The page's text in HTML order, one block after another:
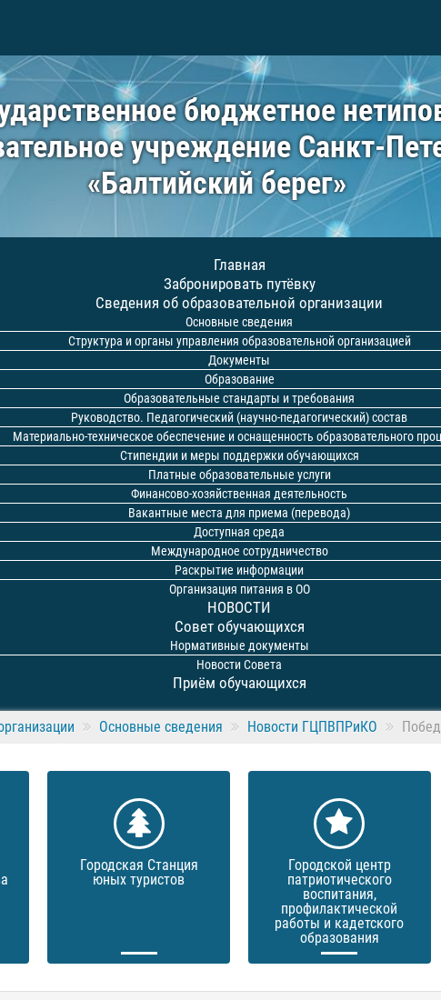
бюджетное
учреждение Санкт-
«Балтийский берег»
Главная
Забронировать путёвку
Сведения об образовательной организации
Основные сведения
Структура и органы управления образовательной организацией
Документы
Образование
Образовательные стандарты и требования
Руководство. Педагогический (научно-педагогический) состав
Материально-техническое обеспечение и оснащенность образовательного
Стипендии и меры поддержки обучающихся
Платные образовательные услуги
Финансово-хозяйственная деятельность
Вакантные места для приема (перевода)
Доступная среда
Международное сотрудничество
Раскрытие информации
Организация питания в ОО
НОВОСТИ
Совет обучающихся
Нормативные документы
Новости Совета
Приём обучающихся
Основные сведения Новости ГЦПВПРиКО
Городская Станция
юных туристов
Городской центр
патриотического
воспитания,
профилактической
работы и кадетского
образования